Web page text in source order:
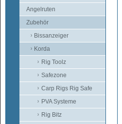
Angelruten
Zubehör
Bissanzeiger
Korda
Rig Toolz
Safezone
Carp Rigs Rig Safe
PVA Systeme
Rig Bitz